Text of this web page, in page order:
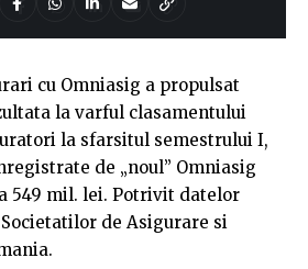
cu Omniasig a propulsat
la varful clasamentului
la sfarsitul semestrului I,
de „noul” Omniasig
549 mil. lei. Potrivit datelor
de Asigurare si